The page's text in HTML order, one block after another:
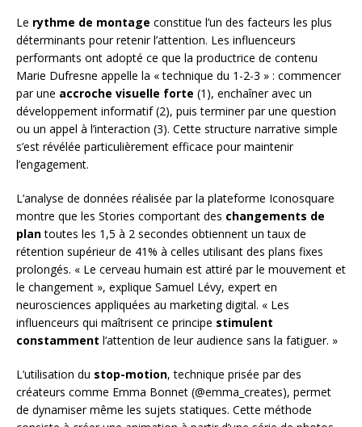
Le rythme de montage constitue l’un des facteurs les plus
déterminants pour retenir l’attention. Les influenceurs
performants ont adopté ce que la productrice de contenu
Marie Dufresne appelle la « technique du 1-2-3 » : commencer
par une accroche visuelle forte (1), enchaîner avec un
développement informatif (2), puis terminer par une question
ou un appel à l’interaction (3). Cette structure narrative simple
s’est révélée particulièrement efficace pour maintenir
l’engagement.
L’analyse de données réalisée par la plateforme Iconosquare
montre que les Stories comportant des changements de
plantoutes les 1,5 à 2 secondes obtiennent un taux de
rétention supérieur de 41% à celles utilisant des plans fixes
prolongés. « Le cerveau humain est attiré par le mouvement et
le changement », explique Samuel Lévy, expert en
neurosciences appliquées au marketing digital. « Les
influenceurs qui maîtrisent ce principe stimulent
constamment l’attention de leur audience sans la fatiguer. »
L’utilisation du stop-motion, technique prisée par des
créateurs comme Emma Bonnet (@emma_creates), permet
de dynamiser même les sujets statiques. Cette méthode